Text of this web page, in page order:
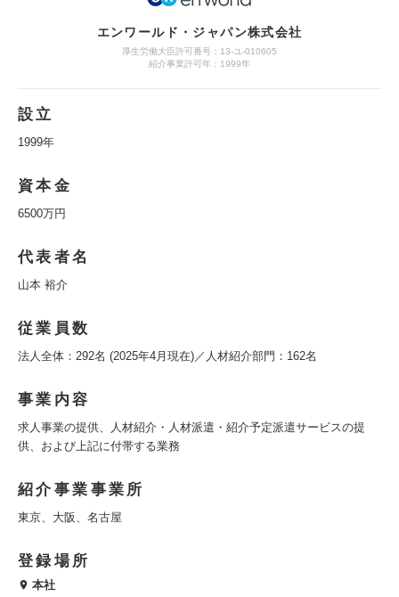
エンワールド・ジャパン株式会社
厚生労働大臣許可番号：13-ユ-010605
紹介事業許可年：1999年
設立
1999年
資本金
6500万円
代表者名
山本 裕介
従業員数
法人全体：292名 (2025年4月現在)／人材紹介部門：162名
事業内容
求人事業の提供、人材紹介・人材派遣・紹介予定派遣サービスの提
供、および上記に付帯する業務
紹介事業事業所
東京、大阪、名古屋
登録場所
本社